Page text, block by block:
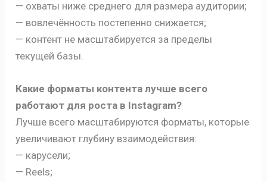
— охваты ниже среднего для размера аудитории;
— вовлечённость постепенно снижается;
— контент не масштабируется за пределы
текущей базы.
Какие форматы контента лучше всего
работают для роста в Instagram?
Лучше всего масштабируются форматы, которые
увеличивают глубину взаимодействия:
— карусели;
— Reels;